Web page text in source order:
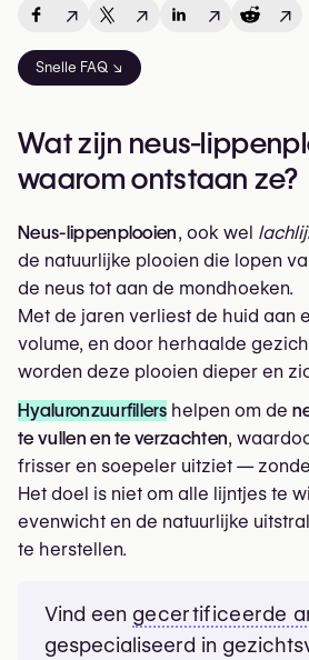
Snelle FAQ ↘
↗ ↗ ↗ ↗
Wat zijn neus-
waarom ontstaan ze?
Neus-lippenplooien, ook wel
de natuurlijke plooien die lopen
de neus tot aan de mondhoeken.
Met de jaren verliest de huid aan
volume, en door herhaalde
worden deze plooien dieper en
Hyaluronzuurfillers helpen om de
te vullen en te verzachten,
frisser en soepeler uitziet —
Het doel is niet om alle lijntjes te
evenwicht en de natuurlijke
te herstellen.
Vind een gecertificeerde
gespecialiseerd in